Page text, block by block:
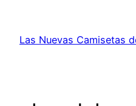
contenido
Las Nuevas Camisetas